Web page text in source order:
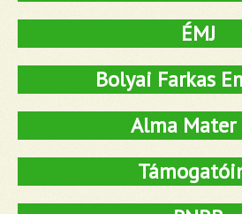
ÉMJ
Bolyai Farkas
Alma Mater